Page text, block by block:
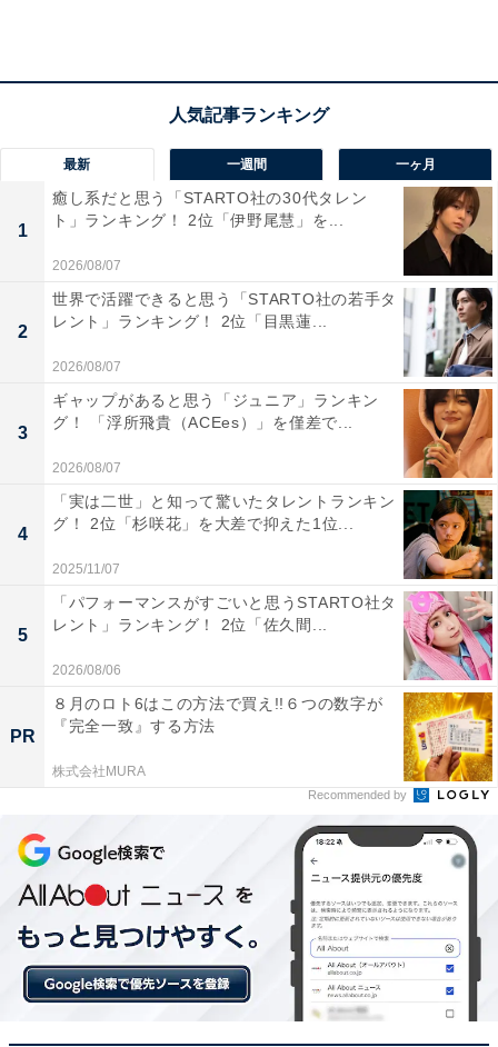
2：不二周助（青春学園中等部）
（画像出典：Amazon ）
カウンター技をはじめとする必殺技を多く持ち、テニス
の実力は全国区レベルの青学テニス部3年生、不二周
助。優しく上品な雰囲気を持つ線の細い美少年で、“1番
王子様っぽいキャラ”として不動の人気を誇ります。聖ル
ドルフ学院のテニス部に所属する、弟の裕太に対する弟
最新 一週間 一ヶ月
1
癒し系だと思う「STARTO社の30代タレン
ト」ランキング！ 2位「伊野尾慧」を...
2026/08/07
2
世界で活躍できると思う「STARTO社の若手タ
レント」ランキング！ 2位「目黒蓮...
2026/08/07
3
ギャップがあると思う「ジュニア」ランキン
グ！ 「浮所飛貴（ACEes）」を僅差で...
2026/08/07
4
「実は二世」と知って驚いたタレントランキン
グ！ 2位「杉咲花」を大差で抑えた1位...
2025/11/07
5
「パフォーマンスがすごいと思うSTARTO社タ
レント」ランキング！ 2位「佐久間...
2026/08/06
PR
８月のロト6はこの方法で買え!!６つの数字が
『完全一致』する方法
株式会社MURA
Recommended by